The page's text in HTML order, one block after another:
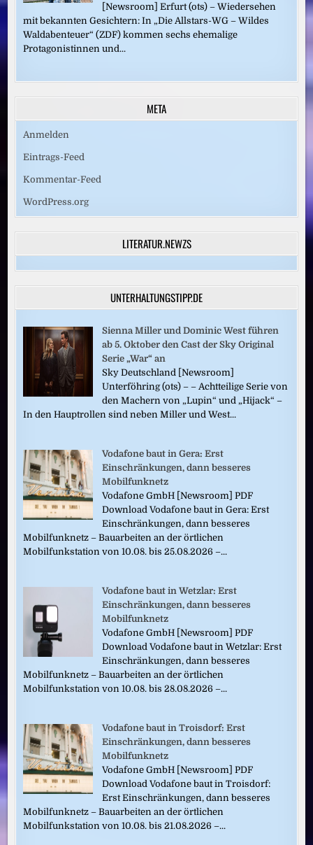
[Newsroom] Erfurt (ots) – Wiedersehen
mit bekannten Gesichtern: In „Die Allstars-WG – Wildes
Waldabenteuer“ (ZDF) kommen sechs ehemalige
Protagonistinnen und...
META
Anmelden
Eintrags-Feed
Kommentar-Feed
WordPress.org
LITERATUR.NEWZS
UNTERHALTUNGSTIPP.DE
Sienna Miller und Dominic West führen
ab 5. Oktober den Cast der Sky Original
Serie „War“ an
Sky Deutschland [Newsroom]
Unterföhring (ots) – – Achtteilige Serie von
den Machern von „Lupin“ und „Hijack“ –
In den Hauptrollen sind neben Miller und West...
Vodafone baut in Gera: Erst
Einschränkungen, dann besseres
Mobilfunknetz
Vodafone GmbH [Newsroom] PDF
Download Vodafone baut in Gera: Erst
Einschränkungen, dann besseres
Mobilfunknetz – Bauarbeiten an der örtlichen
Mobilfunkstation von 10.08. bis 25.08.2026 –...
Vodafone baut in Wetzlar: Erst
Einschränkungen, dann besseres
Mobilfunknetz
Vodafone GmbH [Newsroom] PDF
Download Vodafone baut in Wetzlar: Erst
Einschränkungen, dann besseres
Mobilfunknetz – Bauarbeiten an der örtlichen
Mobilfunkstation von 10.08. bis 28.08.2026 –...
Vodafone baut in Troisdorf: Erst
Einschränkungen, dann besseres
Mobilfunknetz
Vodafone GmbH [Newsroom] PDF
Download Vodafone baut in Troisdorf:
Erst Einschränkungen, dann besseres
Mobilfunknetz – Bauarbeiten an der örtlichen
Mobilfunkstation von 10.08. bis 21.08.2026 –...